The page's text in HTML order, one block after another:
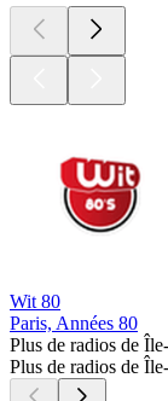
Wit 80
Paris, Années 80
Plus de radios de
Plus de radios de